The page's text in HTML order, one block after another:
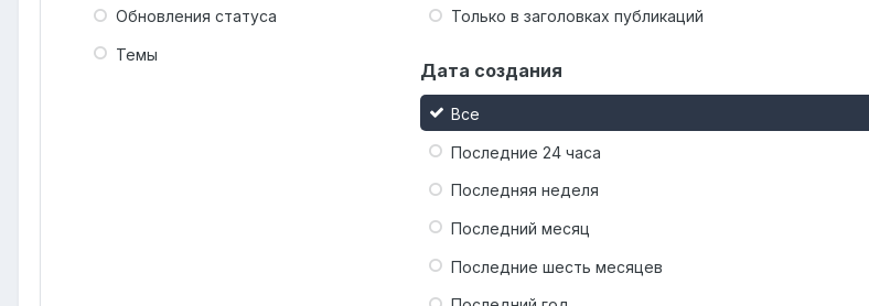
Обновления статуса
Темы
Только в заголовках публикаций
Дата создания
Все
Последние 24 часа
Последняя неделя
Последний месяц
Последние шесть месяцев